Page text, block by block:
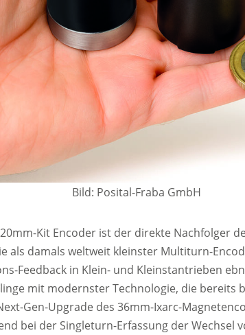
Bild: Posital-Fraba GmbH
Kit Encoder ist der direkte Nachfolger
als damals weltweit kleinster Multiturn-
Feedback in Klein- und Kleinstantrieben
mit modernster Technologie, die bereits
Gen-Upgrade des 36mm-Ixarc-
bei der Singleturn-Erfassung der Wechsel